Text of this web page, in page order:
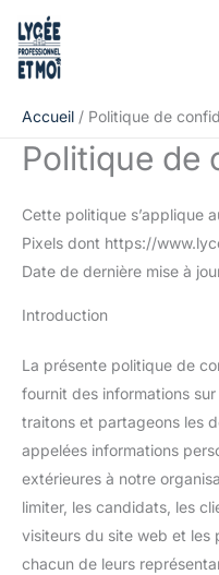
contenu
Accueil Politique de
Politique de
Cette politique s’applique
Pixels dont https://
Date de dernière mise à
Introduction
La présente politique de
fournit des informations
traitons et partageons les
appelées informations
extérieures à notre
limiter, les candidats, les
visiteurs du site web et les
chacun de leurs